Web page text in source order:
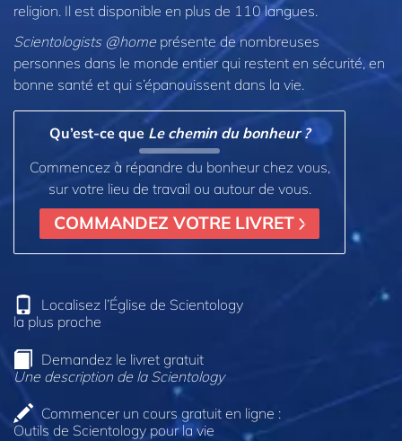
religion. Il est disponible en plus de 110 langues.
Scientologists @homeprésente de nombreuses
personnes dans le monde entier qui restent en sécurité, en
bonne santé et qui s’épanouissent dans la vie.
Qu’est-ce que Le chemin du bonheur ?
Commencez à répandre du bonheur chez vous,
sur votre lieu de travail ou autour de vous.
COMMANDEZ VOTRE LIVRET
Localisez l’Église de Scientology
la plus proche
Demandez le livret gratuit
Une description de la Scientology
Commencer un cours gratuit en ligne :
Outils de Scientology pour la vie